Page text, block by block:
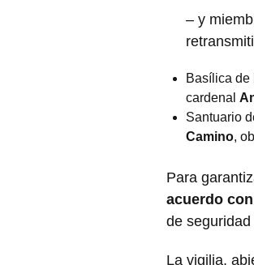
– y
Basílica de
cardenal
Santuario
Camino,
Para
acuerdo
de
La vigilia,